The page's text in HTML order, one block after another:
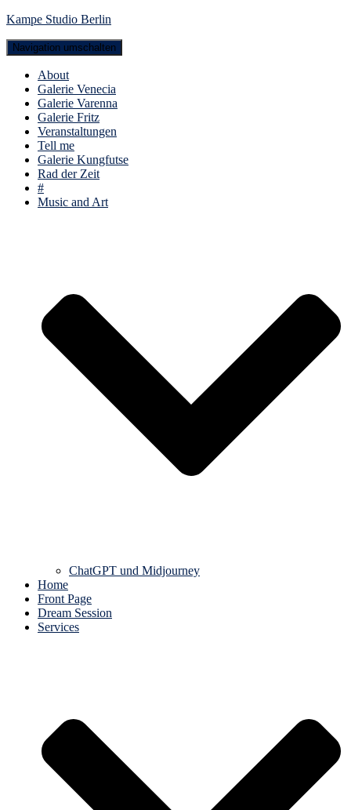
Kampe Studio Berlin
Navigation umschalten
About
Galerie Venecia
Galerie Varenna
Galerie Fritz
Veranstaltungen
Tell me
Galerie Kungfutse
Rad der Zeit
#
Music and Art
ChatGPT und Midjourney
Home
Front Page
Dream Session
Services